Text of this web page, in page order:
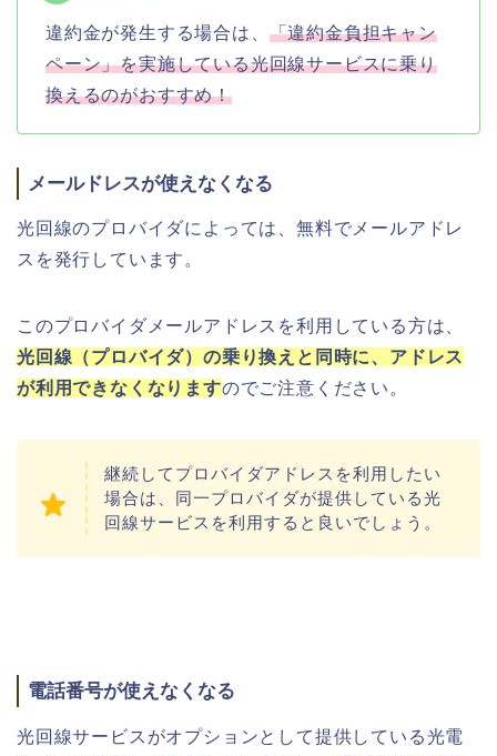
違約金が発生する場合は、 「違約金負担キャン
ペーン」を実施している光回線サービスに乗り
換えるのがおすすめ！
メールドレスが使えなくなる
光回線のプロバイダによっては、無料でメールアドレ
スを発行しています。
このプロバイダメールアドレスを利用している方は、
光回線（プロバイダ）の乗り換えと同時に、アドレス
が利用できなくなりますのでご注意ください。
継続してプロバイダアドレスを利用したい
場合は、同一プロバイダが提供している光
回線サービスを利用すると良いでしょう。
電話番号が使えなくなる
光回線サービスがオプションとして提供している光電